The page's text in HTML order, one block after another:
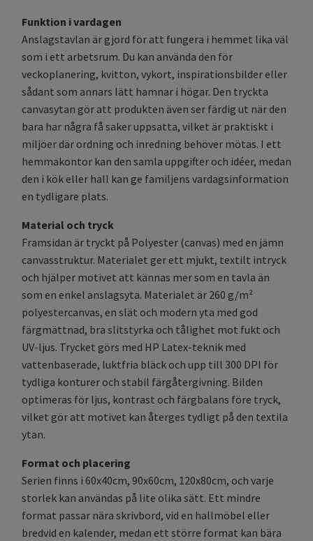
Funktion i vardagen
Anslagstavlan är gjord för att fungera i hemmet lika väl
som i ett arbetsrum. Du kan använda den för
veckoplanering, kvitton, vykort, inspirationsbilder eller
sådant som annars lätt hamnar i högar. Den tryckta
canvasytan gör att produkten även ser färdig ut när den
bara har några få saker uppsatta, vilket är praktiskt i
miljöer där ordning och inredning behöver mötas. I ett
hemmakontor kan den samla uppgifter och idéer, medan
den i kök eller hall kan ge familjens vardagsinformation
en tydligare plats.
Material och tryck
Framsidan är tryckt på Polyester (canvas) med en jämn
canvasstruktur. Materialet ger ett mjukt, textilt intryck
och hjälper motivet att kännas mer som en tavla än
som en enkel anslagsyta. Materialet är 260 g/m²
polyestercanvas, en slät och modern yta med god
färgmättnad, bra slitstyrka och tålighet mot fukt och
UV-ljus. Trycket görs med HP Latex-teknik med
vattenbaserade, luktfria bläck och upp till 300 DPI för
tydliga konturer och stabil färgåtergivning. Bilden
optimeras för ljus, kontrast och färgbalans före tryck,
vilket gör att motivet kan återges tydligt på den textila
ytan.
Format och placering
Serien finns i 60x40cm, 90x60cm, 120x80cm, och varje
storlek kan användas på lite olika sätt. Ett mindre
format passar nära skrivbord, vid en hallmöbel eller
bredvid en kalender, medan ett större format kan bära